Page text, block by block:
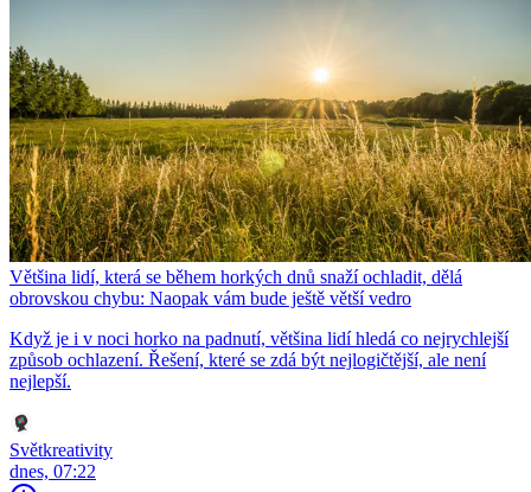
Většina lidí, která se během horkých dnů snaží ochladit, dělá
obrovskou chybu: Naopak vám bude ještě větší vedro
Když je i v noci horko na padnutí, většina lidí hledá co nejrychlejší
způsob ochlazení. Řešení, které se zdá být nejlogičtější, ale není
nejlepší.
Světkreativity
dnes, 07:22